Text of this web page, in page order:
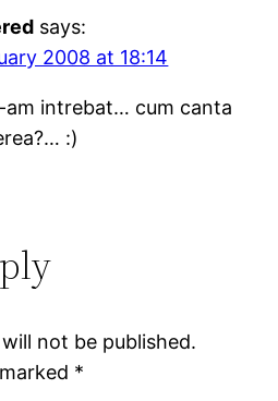
says:
2008 at 18:14
am intrebat… cum canta
:)
not be published.
*